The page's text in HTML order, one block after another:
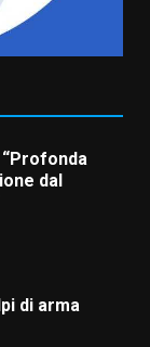
di
in
dal
di arma